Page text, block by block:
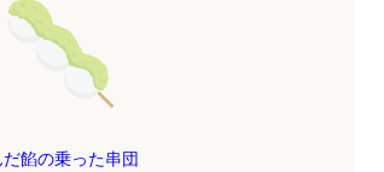
餡の乗った串団